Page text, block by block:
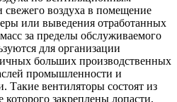
свежего воздуха в помещение
или выведения отработанных
за пределы обслуживаемого
для организации
больших производственных
промышленности и
Такие вентиляторы состоят из
которого закреплены лопасти,